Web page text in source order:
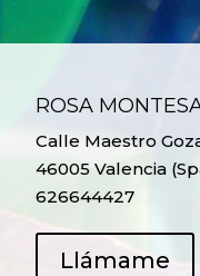
ROSA
Calle Maestro
46005 Valencia
626644427
Llámame